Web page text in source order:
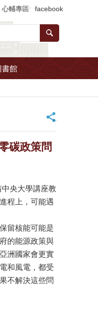
心輔專區 facebook
書館
_
碳政策問
央大學講座教
程上，可能遇
留核能可能是
的能源政策與
洲國家會更實
和風電，都受
不解決這些問